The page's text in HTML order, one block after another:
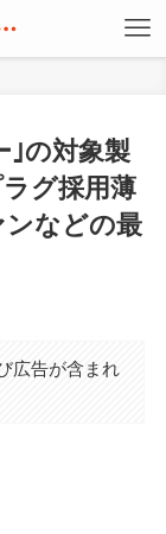
｣の対象製
グ採用薄
などの最
広告が含まれ